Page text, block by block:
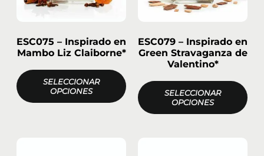
ESC075 – Inspirado en
Mambo Liz Claiborne*
SELECCIONAR
OPCIONES
ESC079 – Inspirado en
Green Stravaganza de
Valentino*
SELECCIONAR
OPCIONES